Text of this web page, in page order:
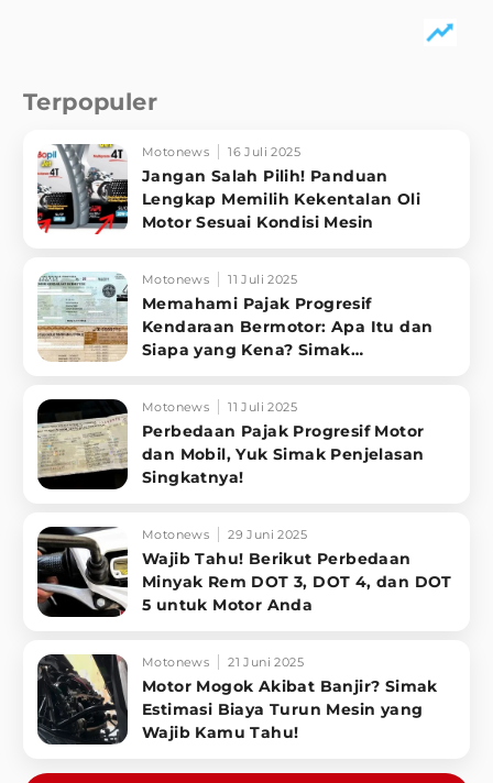
Terpopuler
Motonews 16 Juli 2025
Jangan Salah Pilih! Panduan
Lengkap Memilih Kekentalan Oli
Motor Sesuai Kondisi Mesin
Motonews 11 Juli 2025
Memahami Pajak Progresif
Kendaraan Bermotor: Apa Itu dan
Siapa yang Kena? Simak
Motonews 11 Juli 2025
Perbedaan Pajak Progresif Motor
dan Mobil, Yuk Simak Penjelasan
Singkatnya!
Motonews 29 Juni 2025
Wajib Tahu! Berikut Perbedaan
Minyak Rem DOT 3, DOT 4, dan DOT
5 untuk Motor Anda
Motonews 21 Juni 2025
Motor Mogok Akibat Banjir? Simak
Estimasi Biaya Turun Mesin yang
Wajib Kamu Tahu!